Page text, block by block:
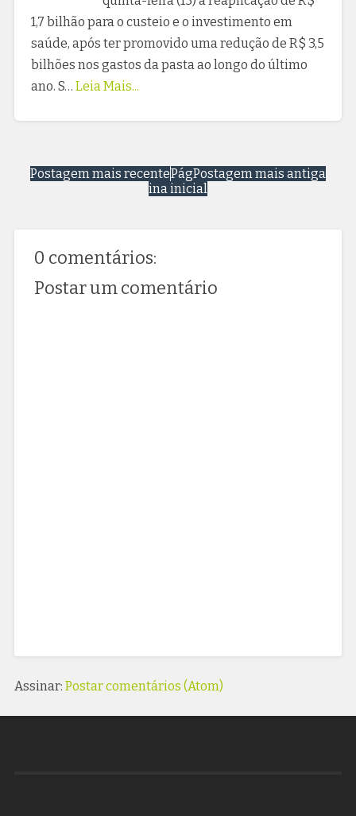
1,7 bilhão para o custeio e o investimento em
saúde, após ter promovido uma redução de R$ 3,5
bilhões nos gastos da pasta ao longo do último
ano. S… Leia Mais...
Postagem mais recente Postagem mais antiga
Pág
ina inicial
0 comentários:
Postar um comentário
Assinar: Postar comentários (Atom)